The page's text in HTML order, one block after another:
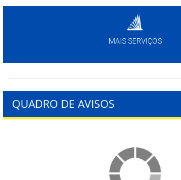
MAIS SERVIÇOS
QUADRO DE AVISOS